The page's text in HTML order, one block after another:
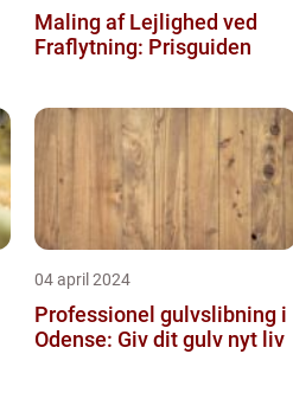
Maling af Lejlighed ved
Fraflytning: Prisguiden
04 april 2024
Professionel gulvslibning i
Odense: Giv dit gulv nyt liv